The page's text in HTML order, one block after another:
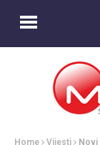
Home Vijesti
Novi